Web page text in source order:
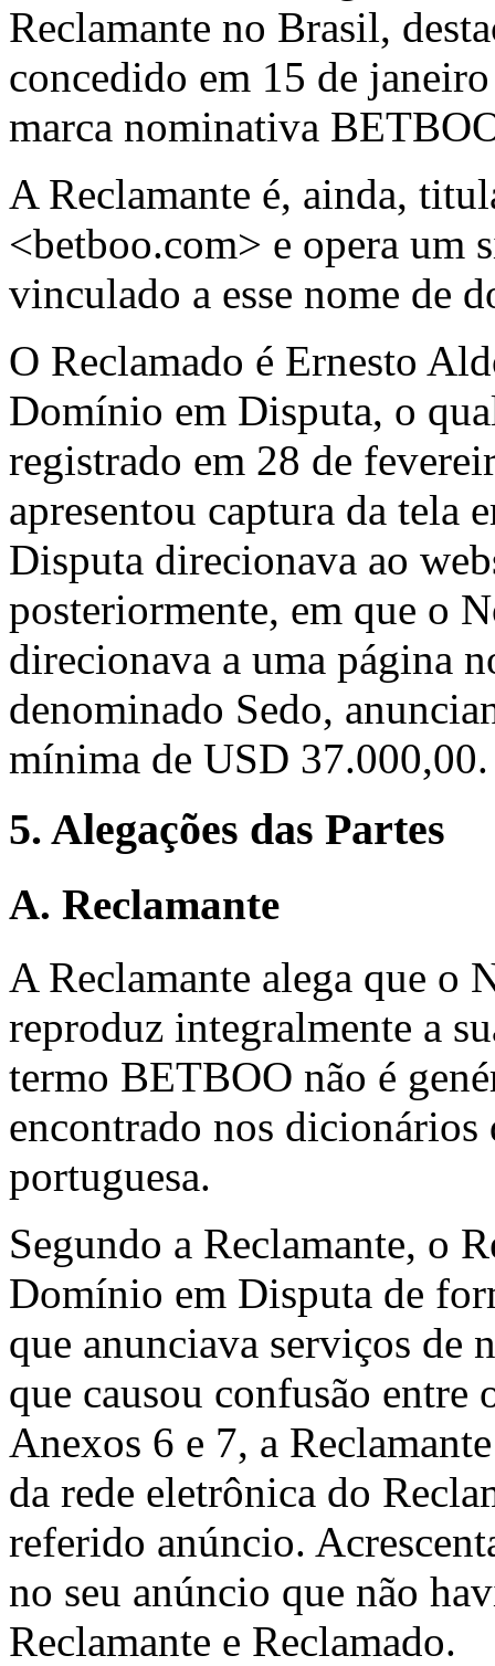
Reclamante no Brasil,
concedido em 15 de
marca nominativa
A Reclamante é, ainda,
<betboo.com> e opera um
vinculado a esse nome de
O Reclamado é Ernesto
Domínio em Disputa, o
registrado em 28 de
apresentou captura da tela
Disputa direcionava ao
posteriormente, em que o
direcionava a uma página
denominado Sedo,
mínima de USD 37.000,00.
5. Alegações das Partes
A. Reclamante
A Reclamante alega que o
reproduz integralmente a
termo BETBOO não é
encontrado nos
portuguesa.
Segundo a Reclamante, o
Domínio em Disputa de
que anunciava serviços
que causou confusão entre
Anexos 6 e 7, a
da rede eletrônica do
referido anúncio.
no seu anúncio que não
Reclamante e Reclamado.